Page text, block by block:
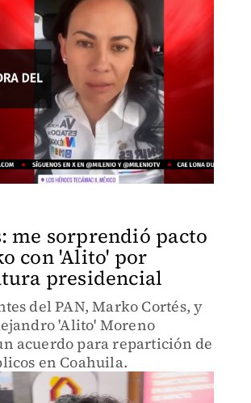
me sorprendió pacto
con 'Alito' por
presidencial
del PAN, Marko Cortés, y
'Alito' Moreno
acuerdo para repartición de
en Coahuila.